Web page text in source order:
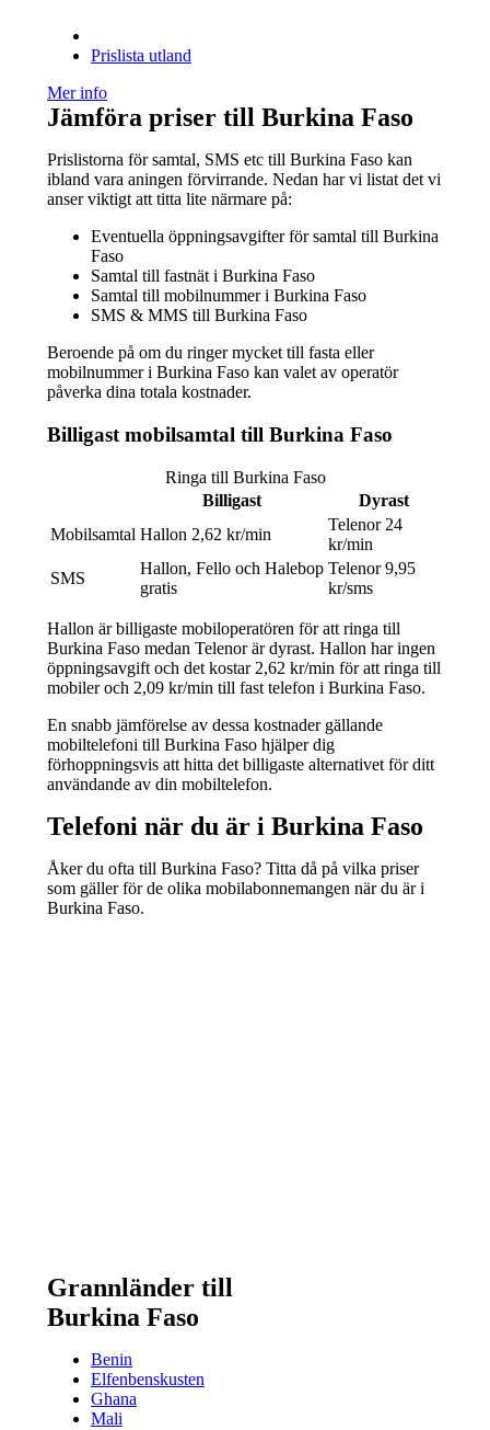
Prislista utland
Mer info
Jämföra priser till Burkina Faso
Prislistorna för samtal, SMS etc till Burkina Faso kan
ibland vara aningen förvirrande. Nedan har vi listat det vi
anser viktigt att titta lite närmare på:
Eventuella öppningsavgifter för samtal till Burkina
Faso
Samtal till fastnät i Burkina Faso
Samtal till mobilnummer i Burkina Faso
SMS & MMS till Burkina Faso
Beroende på om du ringer mycket till fasta eller
mobilnummer i Burkina Faso kan valet av operatör
påverka dina totala kostnader.
Billigast mobilsamtal till Burkina Faso
Ringa till Burkina Faso
Billigast
Dyrast
Mobilsamtal Hallon 2,62 kr/min
Telenor 24
kr/min
SMS
Hallon, Fello och Halebop
gratis
Telenor 9,95
kr/sms
Hallon är billigaste mobiloperatören för att ringa till
Burkina Faso medan Telenor är dyrast. Hallon har ingen
öppningsavgift och det kostar 2,62 kr/min för att ringa till
mobiler och 2,09 kr/min till fast telefon i Burkina Faso.
En snabb jämförelse av dessa kostnader gällande
mobiltelefoni till Burkina Faso hjälper dig
förhoppningsvis att hitta det billigaste alternativet för ditt
användande av din mobiltelefon.
Telefoni när du är i Burkina Faso
Åker du ofta till Burkina Faso? Titta då på vilka priser
som gäller för de olika mobilabonnemangen när du är i
Burkina Faso.
Grannländer till
Burkina Faso
Benin
Elfenbenskusten
Ghana
Mali